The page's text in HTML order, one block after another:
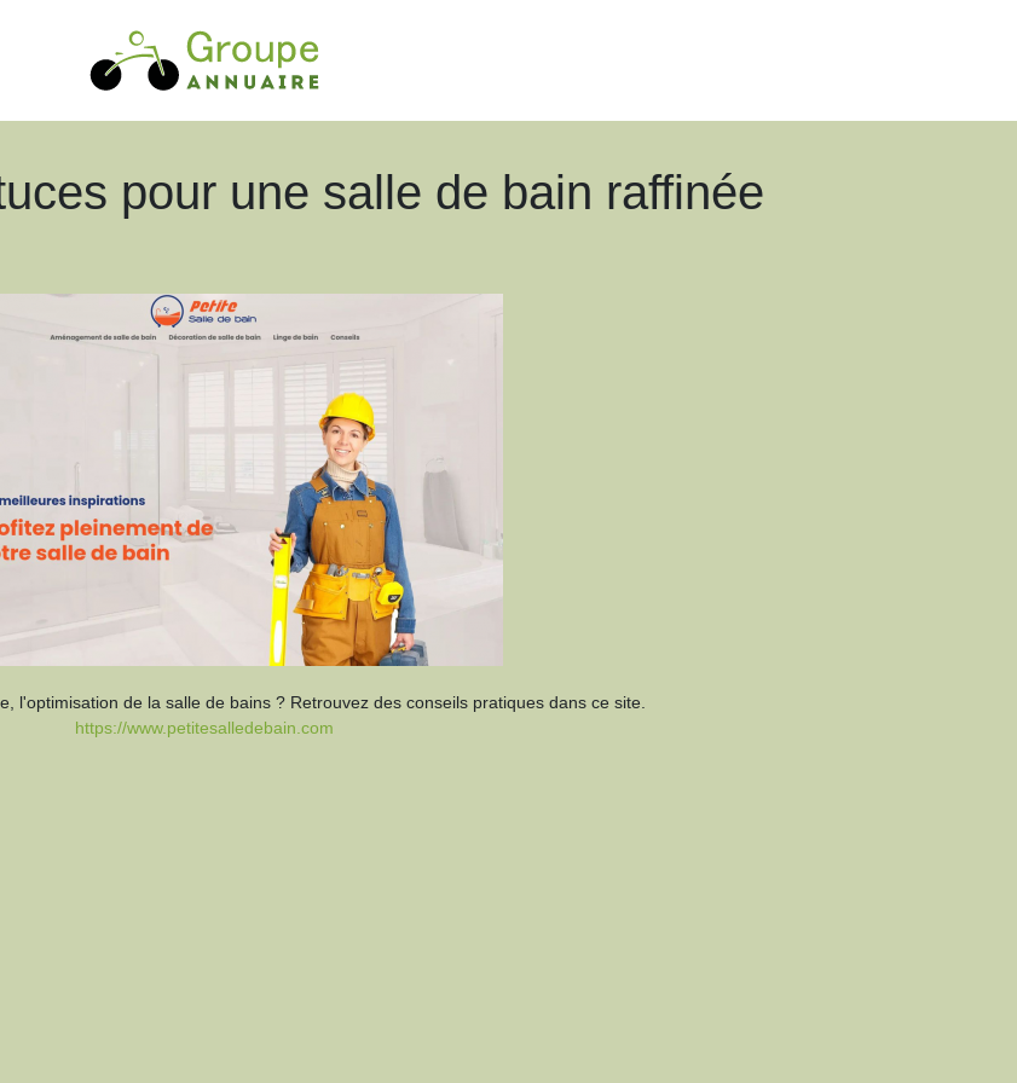
pour une salle de bain raffinée
l'optimisation de la salle de bains ? Retrouvez des conseils pratiques dans ce site.
https://www.petitesalledebain.com